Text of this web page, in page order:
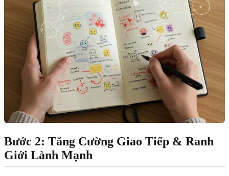
Bước 2: Tăng Cường Giao Tiếp & Ranh
Giới Lành Mạnh